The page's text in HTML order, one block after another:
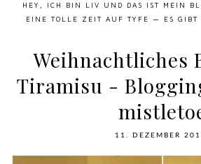
HEY, ICH BIN LIV UND DAS IST MEIN
EINE TOLLE ZEIT AUF TYFE — ES GIBT
Weihnachtliches
Tiramisu -
11. DEZEMBER